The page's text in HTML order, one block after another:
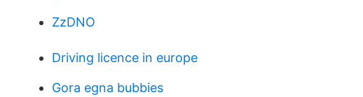
ZzDNO
Driving licence in europe
Gora egna bubbies